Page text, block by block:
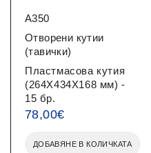
A350
Отворени кутии
(тавички)
Пластмасова кутия
(264X434X168 мм) -
15 бр.
78,00€
ДОБАВЯНЕ В КОЛИЧКАТА